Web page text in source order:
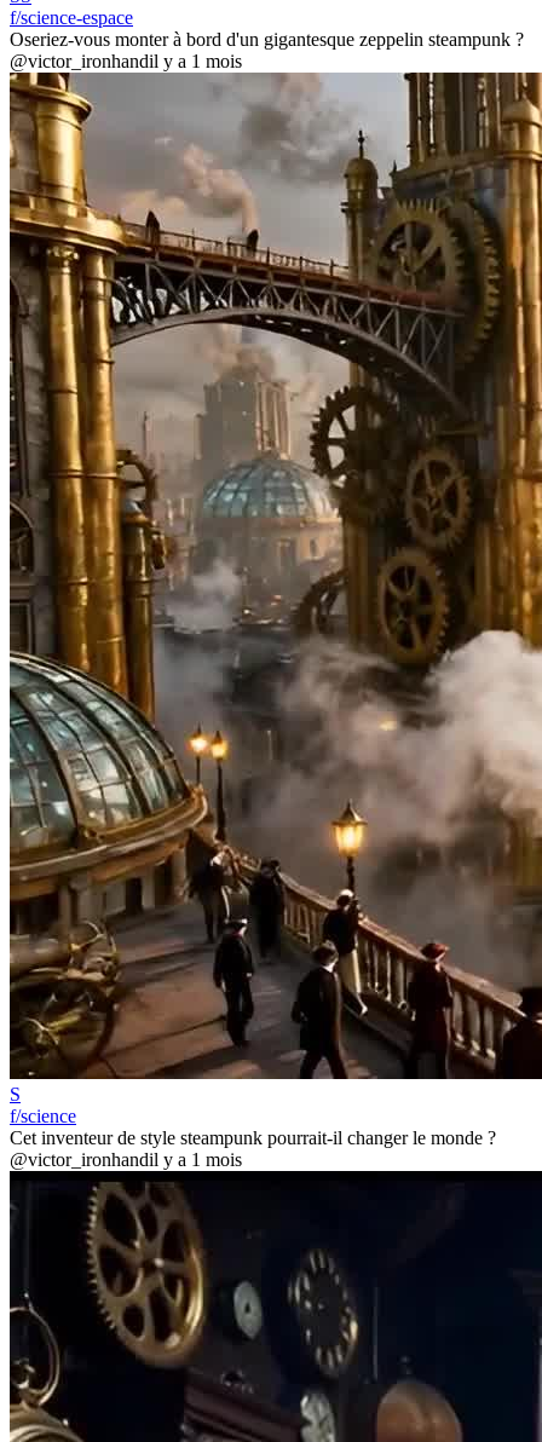
f/science-espace
Oseriez-vous monter à bord d'un gigantesque zeppelin steampunk ?
@victor_ironhandil y a 1 mois
S
f/science
Cet inventeur de style steampunk pourrait-il changer le monde ?
@victor_ironhandil y a 1 mois